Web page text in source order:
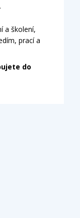
a školení,
prací a
do